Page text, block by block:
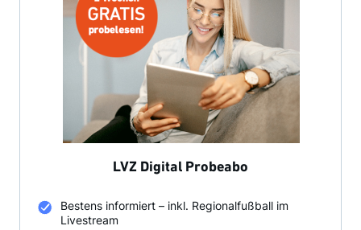
LVZ Digital Probeabo
Bestens informiert – inkl. Regionalfußball im
Livestream